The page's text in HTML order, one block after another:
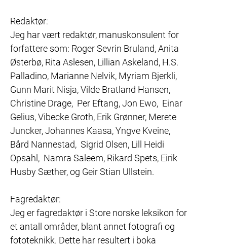
Redaktør:
Jeg har vært redaktør, manuskonsulent for
forfattere som: Roger Sevrin Bruland, Anita
Østerbø, Rita Aslesen, Lillian Askeland, H.S.
Palladino, Marianne Nelvik, Myriam Bjerkli,
Gunn Marit Nisja, Vilde Bratland Hansen,
Christine Drage,  Per Eftang, Jon Ewo,  Einar
Gelius, Vibecke Groth, Erik Grønner, Merete
Juncker, Johannes Kaasa, Yngve Kveine,
Bård Nannestad,  Sigrid Olsen, Lill Heidi
Opsahl,  Namra Saleem, Rikard Spets, Eirik
Husby Sæther, og Geir Stian Ullstein.
Fagredaktør:
Jeg er fagredaktør i Store norske leksikon for
et antall områder, blant annet fotografi og
fototeknikk. Dette har resultert i boka